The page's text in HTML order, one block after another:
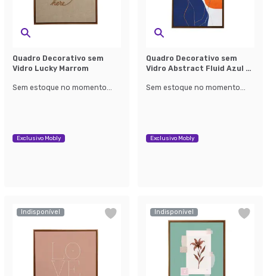
Quadro Decorativo sem
Vidro Lucky Marrom
Sem estoque no momento...
Exclusivo Mobly
Quadro Decorativo sem
Vidro Abstract Fluid Azul e
Sem estoque no momento...
Exclusivo Mobly
Indisponível Indisponível